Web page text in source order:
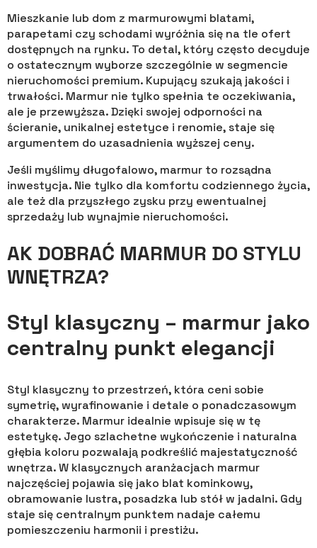
Mieszkanie lub dom z marmurowymi blatami,
parapetami czy schodami wyróżnia się na tle ofert
dostępnych na rynku. To detal, który często decyduje
o ostatecznym wyborze szczególnie w segmencie
nieruchomości premium. Kupujący szukają jakości i
trwałości. Marmur nie tylko spełnia te oczekiwania,
ale je przewyższa. Dzięki swojej odporności na
ścieranie, unikalnej estetyce i renomie, staje się
argumentem do uzasadnienia wyższej ceny.
Jeśli myślimy długofalowo, marmur to rozsądna
inwestycja. Nie tylko dla komfortu codziennego życia,
ale też dla przyszłego zysku przy ewentualnej
sprzedaży lub wynajmie nieruchomości.
AK DOBRAĆ MARMUR DO STYLU
WNĘTRZA?
Styl klasyczny – marmur jako
centralny punkt elegancji
Styl klasyczny to przestrzeń, która ceni sobie
symetrię, wyrafinowanie i detale o ponadczasowym
charakterze. Marmur idealnie wpisuje się w tę
estetykę. Jego szlachetne wykończenie i naturalna
głębia koloru pozwalają podkreślić majestatyczność
wnętrza. W klasycznych aranżacjach marmur
najczęściej pojawia się jako blat kominkowy,
obramowanie lustra, posadzka lub stół w jadalni. Gdy
staje się centralnym punktem nadaje całemu
pomieszczeniu harmonii i prestiżu.